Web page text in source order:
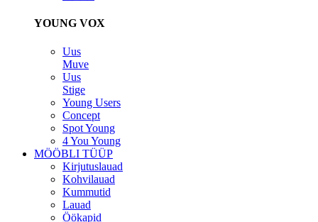
YOUNG VOX
Uus
Muve
Uus
Stige
Young Users
Concept
Spot Young
4 You Young
MÖÖBLI TÜÜP
Kirjutuslauad
Kohvilauad
Kummutid
Lauad
Öökapid